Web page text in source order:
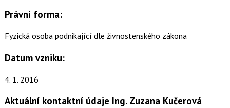
Právní forma:
Fyzická osoba podnikající dle živnostenského zákona
Datum vzniku:
4. 1. 2016
Aktuální kontaktní údaje Ing. Zuzana Kučerová